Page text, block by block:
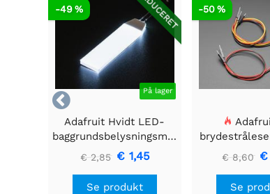

REDUCERET
På lager
-49 %
Adafruit Hvidt LED-
baggrundsbelysningsmodul
- Lille 12mm x 40mm
€ 2,85 € 1,45
Se produkt
-50 %
premium
- 5 mm
€ 8,60 €
Se